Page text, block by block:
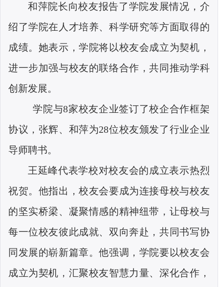
和萍院长向校友报告了学院发展情况，介
绍了学院在人才培养、科学研究等方面取得的
成绩。她表示，学院将以校友会成立为契机，
进一步加强与校友的联络合作，共同推动学科
创新发展。
学院与8家校友企业签订了校企合作框架
协议，张辉、和萍为28位校友颁发了行业企业
导师聘书。
王延峰代表学校对校友会的成立表示热烈
祝贺。他指出，校友会要成为连接母校与校友
的坚实桥梁、凝聚情感的精神纽带，让母校与
每一位校友彼此成就、双向奔赴，共同书写协
同发展的崭新篇章。他强调，学院要以校友会
成立为契机，汇聚校友智慧力量、深化合作，